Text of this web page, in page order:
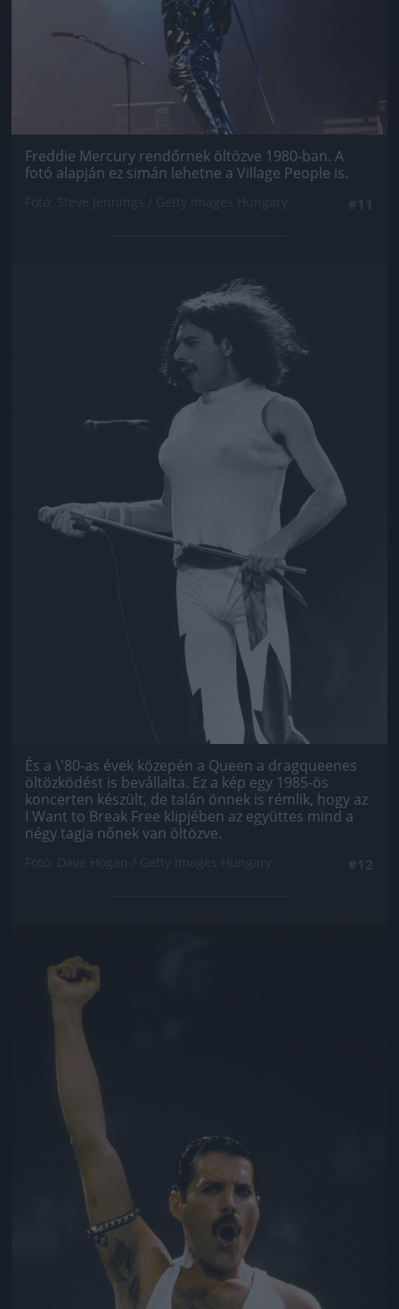
Freddie Mercury rendőrnek öltözve 1980-ban. A
fotó alapján ez simán lehetne a Village People is.
Jön még kép!
És a \'80-as évek közepén a Queen a dragqueenes
öltözködést is bevállalta. Ez a kép egy 1985-ös
koncerten készült, de talán önnek is rémlik, hogy az
I Want to Break Free klipjében az együttes mind a
négy tagja nőnek van öltözve.